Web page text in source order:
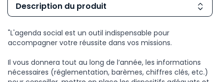
Description du produit
"L'agenda social est un outil indispensable pour
accompagner votre réussite dans vos missions.
Il vous donnera tout au long de l’année, les informations
nécessaires (réglementation, barèmes, chiffres clés, etc.)